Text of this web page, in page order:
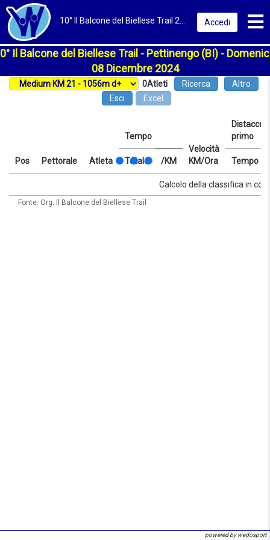
Accedi
Il Balcone del Biellese Trail - Pettinengo (BI) -
08 Dicembre 2024
0Atleti Ricerca
Altro
Esci
Excel
Pos Pettorale Atleta
Tempo
Velocità
KM/Ora
Distacco
primo
Totale /KM
Tempo
Velocità
Distacco
/KM Tempo
Calcolo della classifica in
Fonte: Org. Il Balcone del Biellese Trail
powered by wedosport